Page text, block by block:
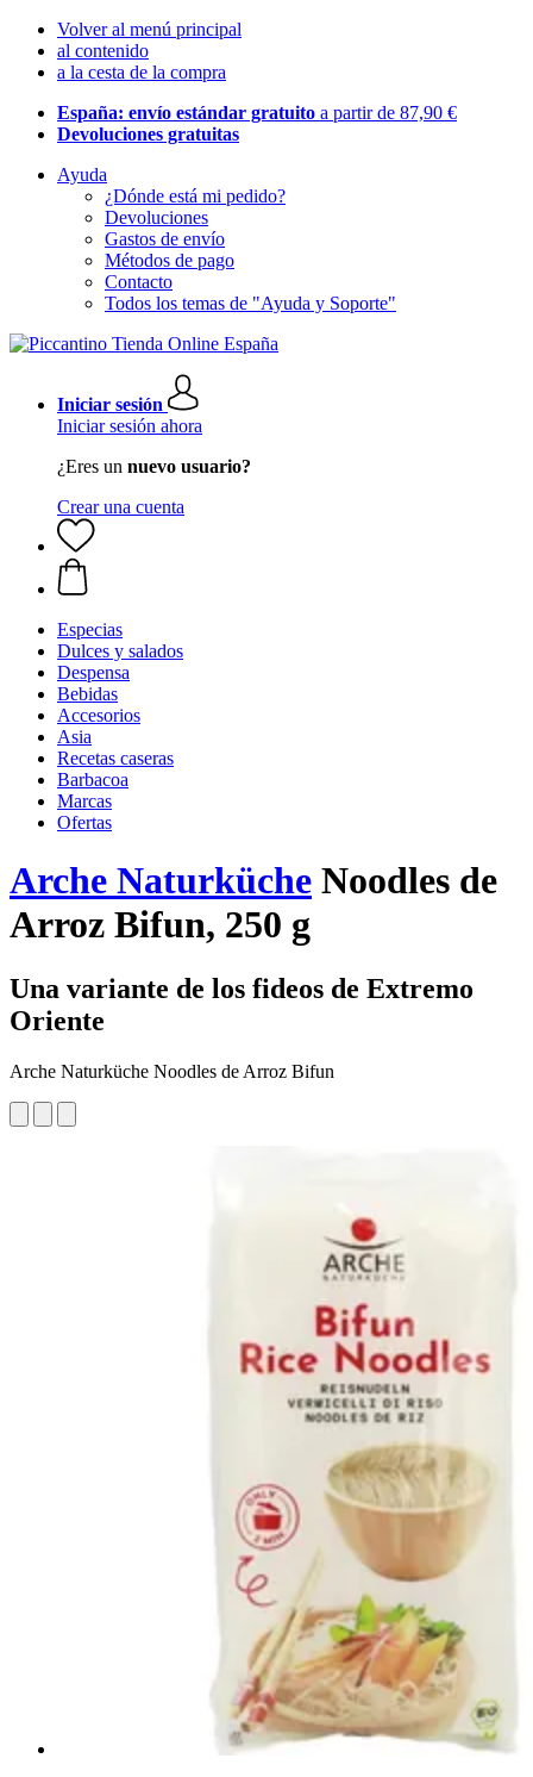
Volver al menú principal
al contenido
a la cesta de la compra
España: envío estándar gratuito a partir de 87,90 €
Devoluciones gratuitas
Ayuda
¿Dónde está mi pedido?
Devoluciones
Gastos de envío
Métodos de pago
Contacto
Todos los temas de "Ayuda y Soporte"
Iniciar sesión
Iniciar sesión ahora
¿Eres un nuevo usuario?
Crear una cuenta
Especias
Dulces y salados
Despensa
Bebidas
Accesorios
Asia
Recetas caseras
Barbacoa
Marcas
Ofertas
Arche Naturküche Noodles de
Arroz Bifun, 250 g
Una variante de los fideos de Extremo
Oriente
Arche Naturküche Noodles de Arroz Bifun